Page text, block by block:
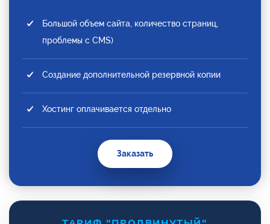
Большой объем сайта, количество страниц,
проблемы с CMS)
Создание дополнительной резервной копии
Хостинг оплачивается отдельно
Заказать